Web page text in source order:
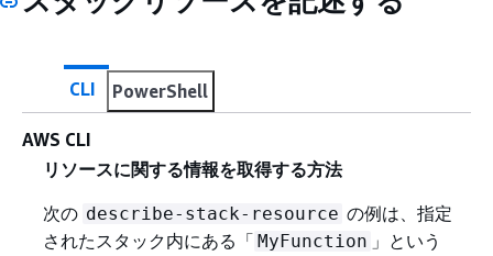
CLI PowerShell
AWS CLI
リソースに関する情報を取得する方法
次の describe-stack-resource の例は、指定
されたスタック内にある「 MyFunction 」という